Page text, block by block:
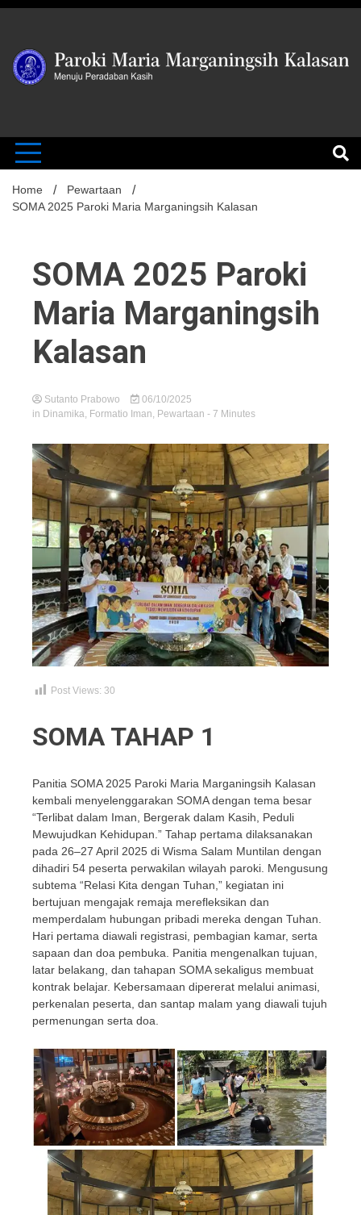
Skip
Paroki
Kalasan
Home
Pewartaan
SOMA 2025 Paroki Maria Marganingsih Kalasan
SOMA 2025 Paroki
Maria Marganingsih
Kalasan
Sutanto Prabowo
06/10/2025
in Dinamika, Formatio Iman, Pewartaan - 7 Minutes
Post Views: 30
SOMA TAHAP 1
Panitia SOMA 2025 Paroki Maria Marganingsih Kalasan
kembali menyelenggarakan SOMA dengan tema besar
“Terlibat dalam Iman, Bergerak dalam Kasih, Peduli
Mewujudkan Kehidupan.” Tahap pertama dilaksanakan
pada 26–27 April 2025 di Wisma Salam Muntilan dengan
dihadiri 54 peserta perwakilan wilayah paroki. Mengusung
subtema “Relasi Kita dengan Tuhan,” kegiatan ini
bertujuan mengajak remaja merefleksikan dan
memperdalam hubungan pribadi mereka dengan Tuhan.
Hari pertama diawali registrasi, pembagian kamar, serta
sapaan dan doa pembuka. Panitia mengenalkan tujuan,
latar belakang, dan tahapan SOMA sekaligus membuat
kontrak belajar. Kebersamaan dipererat melalui animasi,
perkenalan peserta, dan santap malam yang diawali tujuh
permenungan serta doa.